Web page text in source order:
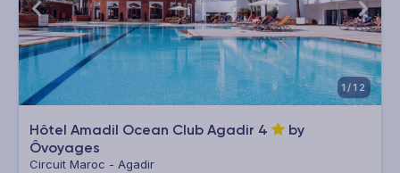
1/12
Hôtel Amadil Ocean Club Agadir 4
by
Ôvoyages
Circuit Maroc - Agadir